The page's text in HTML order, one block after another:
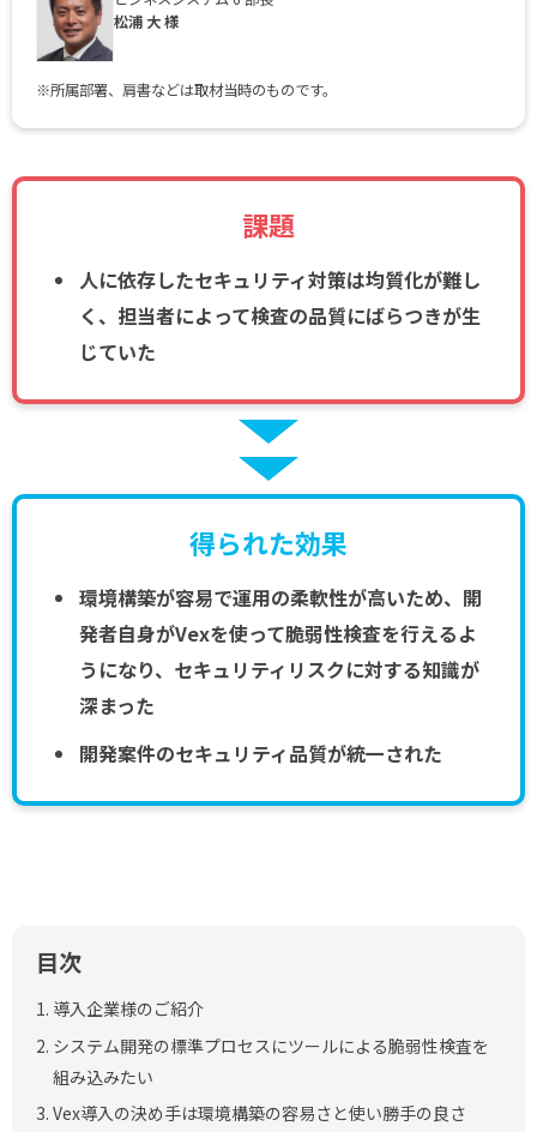
松浦 大 様
※所属部署、肩書などは取材当時のものです。
課題
人に依存したセキュリティ対策は均質化が難し
く、担当者によって検査の品質にばらつきが生
じていた
得られた効果
環境構築が容易で運用の柔軟性が高いため、開
発者自身がVexを使って脆弱性検査を行えるよ
うになり、セキュリティリスクに対する知識が
深まった
開発案件のセキュリティ品質が統一された
目次
1. 導入企業様のご紹介
2. システム開発の標準プロセスにツールによる脆弱性検査を
組み込みたい
3. Vex導入の決め手は環境構築の容易さと使い勝手の良さ